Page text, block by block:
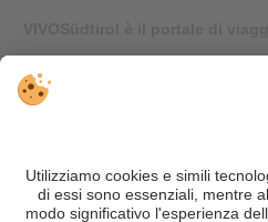
contenuti, si possono